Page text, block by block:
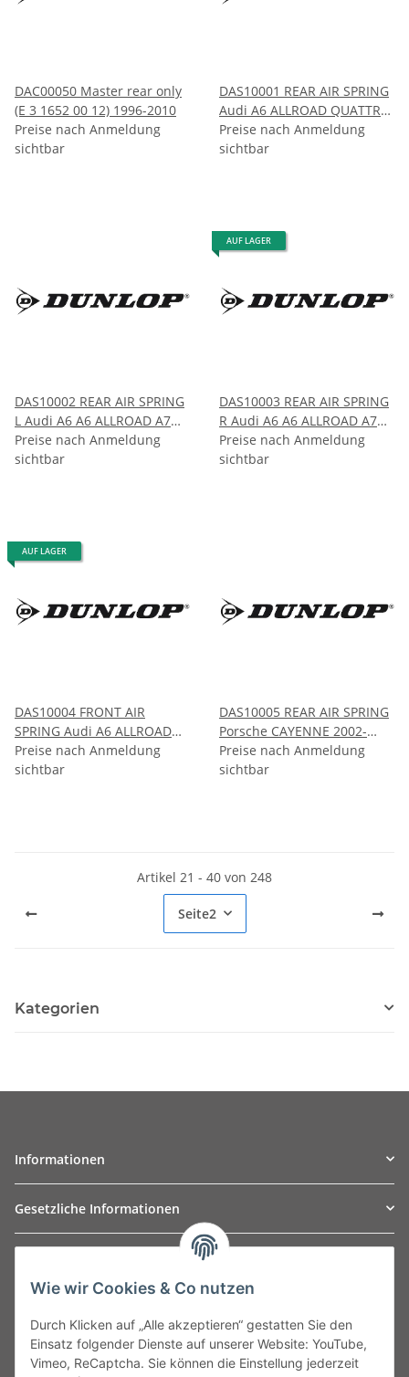
DAC00050 Master rear only
(E 3 1652 00 12) 1996-2010
Preise nach Anmeldung
sichtbar
DAS10001 REAR AIR SPRING
Audi A6 ALLROAD QUATTRO
& AVANT S6 (C6) 2004-2011
Preise nach Anmeldung
sichtbar
DAS10002 REAR AIR SPRING
L Audi A6 A6 ALLROAD A7
(C7) 2004-2013
Preise nach Anmeldung
sichtbar
AUF LAGER
DAS10003 REAR AIR SPRING
R Audi A6 A6 ALLROAD A7
(C7) 2004-2013
Preise nach Anmeldung
sichtbar
AUF LAGER
DAS10004 FRONT AIR
SPRING Audi A6 ALLROAD
QUATTRO AVANT (C5) 1999-
2006
Preise nach Anmeldung
sichtbar
DAS10005 REAR AIR SPRING
Porsche CAYENNE 2002-
2010 VW TOUAREG 2002-
2010 Audi Q7 (4L) 2006-2015
Preise nach Anmeldung
sichtbar
Artikel 21 - 40 von 248
Seite2
Kategorien
Informationen
Gesetzliche Informationen
Leibnizstraße 2a
Germany
Phone:+49 40 5287270
Wie wir Cookies & Co nutzen
Durch Klicken auf „Alle akzeptieren“ gestatten Sie den
Einsatz folgender Dienste auf unserer Website: YouTube,
Vimeo, ReCaptcha. Sie können die Einstellung jederzeit